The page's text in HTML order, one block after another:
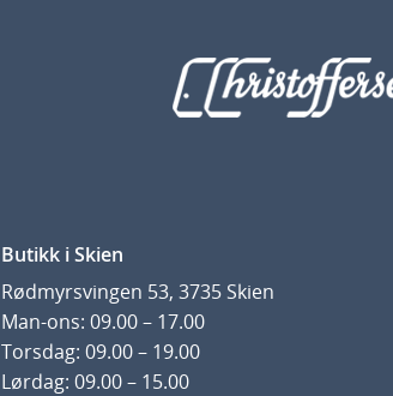
Butikk i Skien
Rødmyrsvingen 53, 3735 Skien
Man-ons: 09.00 – 17.00
Torsdag: 09.00 – 19.00
Lørdag: 09.00 – 15.00